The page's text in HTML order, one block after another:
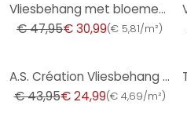
Vliesbehang met bloemen geelgroen - bloemenbehang in retrostijl - vintage Patroonbehang
€ 47,95€ 30,99(€ 5,81/m²)
A.S. Création Vliesbehang The BOS - Battle of Style Jungle Look Wit, Groen, Lila, Roze
€ 43,95€ 24,99(€ 4,69/m²)